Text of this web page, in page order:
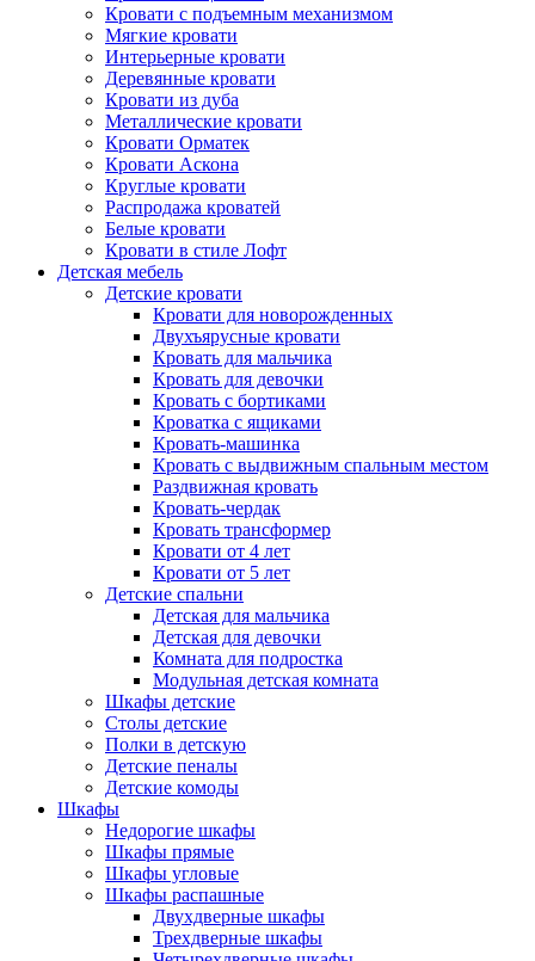
Кровати с подъемным механизмом
Мягкие кровати
Интерьерные кровати
Деревянные кровати
Кровати из дуба
Металлические кровати
Кровати Орматек
Кровати Аскона
Круглые кровати
Распродажа кроватей
Белые кровати
Кровати в стиле Лофт
Детская мебель
Детские кровати
Кровати для новорожденных
Двухъярусные кровати
Кровать для мальчика
Кровать для девочки
Кровать с бортиками
Кроватка с ящиками
Кровать-машинка
Кровать с выдвижным спальным местом
Раздвижная кровать
Кровать-чердак
Кровать трансформер
Кровати от 4 лет
Кровати от 5 лет
Детские спальни
Детская для мальчика
Детская для девочки
Комната для подростка
Модульная детская комната
Шкафы детские
Столы детские
Полки в детскую
Детские пеналы
Детские комоды
Шкафы
Недорогие шкафы
Шкафы прямые
Шкафы угловые
Шкафы распашные
Двухдверные шкафы
Трехдверные шкафы